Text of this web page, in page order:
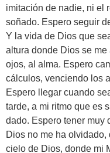
imitación de nadie, ni el
soñado. Espero seguir
Y la vida de Dios que
altura donde Dios se
ojos, al alma. Espero
cálculos, venciendo los
Espero llegar cuando
tarde, a mi ritmo que es
dado. Espero tener muy
Dios no me ha olvidado,
cielo de Dios, donde mi